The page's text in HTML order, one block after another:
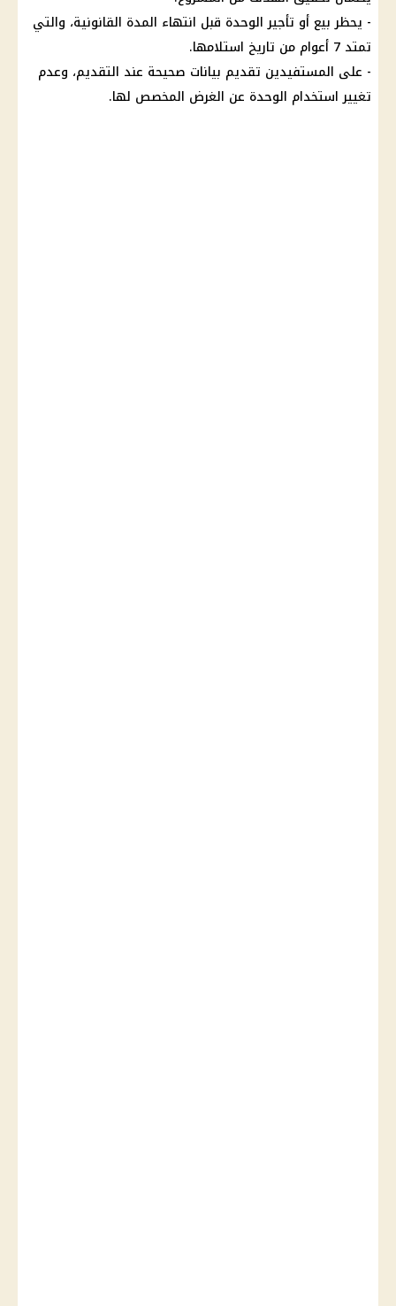
- يحظر بيع أو تأجير الوحدة قبل انتهاء المدة القانونية، والتي
تمتد 7 أعوام من تاريخ استلامها.
- على المستفيدين تقديم بيانات صحيحة عند التقديم، وعدم
تغيير استخدام الوحدة عن الغرض المخصص لها.